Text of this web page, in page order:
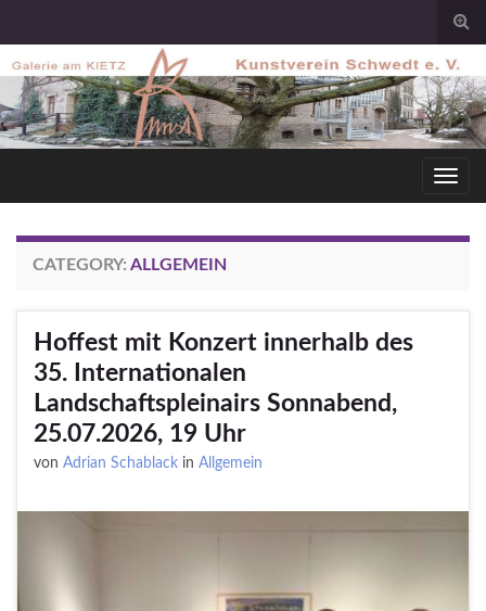
CATEGORY: ALLGEMEIN
Hoffest mit Konzert innerhalb des
35. Internationalen
Landschaftspleinairs Sonnabend,
25.07.2026, 19 Uhr
von Adrian Schablack in Allgemein